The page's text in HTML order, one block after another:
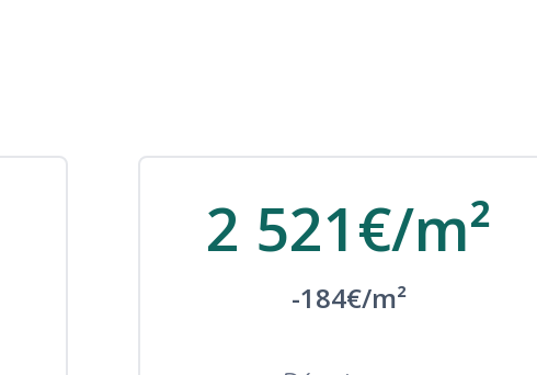
2 521€/m²
-184€/m²